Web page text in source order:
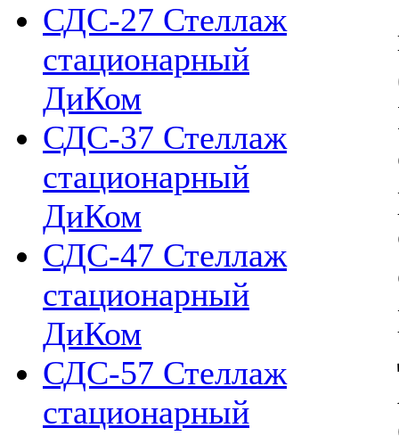
СДС-27 Стеллаж
стационарный
ДиКом
СДС-37 Стеллаж
стационарный
ДиКом
СДС-47 Стеллаж
стационарный
ДиКом
СДС-57 Стеллаж
стационарный